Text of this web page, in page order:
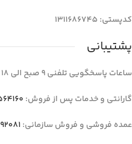
کدپستی: 1311686745
پشتیبانی
ساعات پاسخگویی تلفنی 9 صبح الی 18
گارانتی و خدمات پس از فروش:
عمده فروشی و فروش سازمانی: